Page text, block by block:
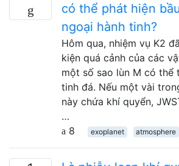
có thể phát hiện
ngoại hành tinh?
Hôm qua, nhiệm vụ K2
kiện quá cảnh của các
một số sao lùn M có thể
tinh đá. Nếu một vài
này chứa khí quyển,
…
8
exoplanet atmosphere